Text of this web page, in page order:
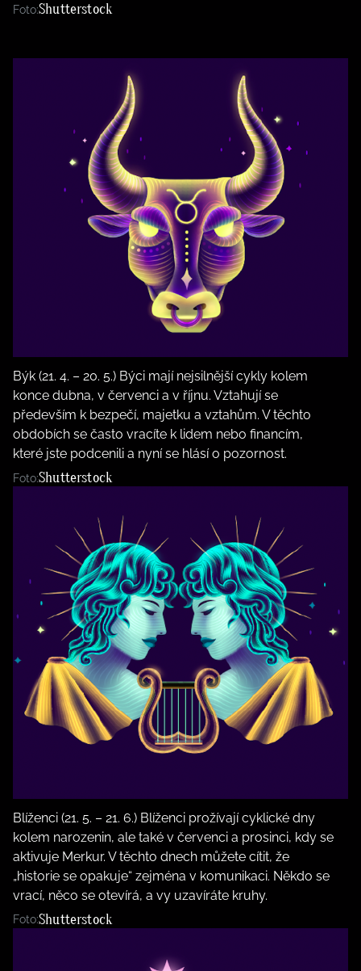
Foto:Shutterstock
Býk (21. 4. – 20. 5.) Býci mají nejsilnější cykly kolem
konce dubna, v červenci a v říjnu. Vztahují se
především k bezpečí, majetku a vztahům. V těchto
obdobích se často vracíte k lidem nebo financím,
které jste podcenili a nyní se hlásí o pozornost.
Foto:Shutterstock
Blíženci (21. 5. – 21. 6.) Blíženci prožívají cyklické dny
kolem narozenin, ale také v červenci a prosinci, kdy se
aktivuje Merkur. V těchto dnech můžete cítit, že
„historie se opakuje“ zejména v komunikaci. Někdo se
vrací, něco se otevírá, a vy uzavíráte kruhy.
Foto:Shutterstock